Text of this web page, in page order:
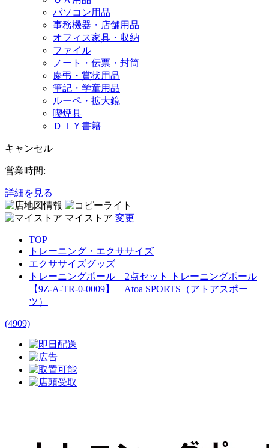
パソコン用品
事務機器・店舗用品
オフィス家具・収納
ファイル
ノート・伝票・封筒
慶弔・賞状用品
筆記・学童用品
ルーペ・拡大鏡
喫煙具
ＤＩＹ書籍
キャンセル
営業時間:
詳細を見る
マイストア 変更
TOP
トレーニング・エクササイズ
エクササイズグッズ
トレーニングポール 2点セット トレーニングポール
【9Z-A-TR-0-0009】 – Atoa SPORTS（アトアスポー
ツ）
(4909)